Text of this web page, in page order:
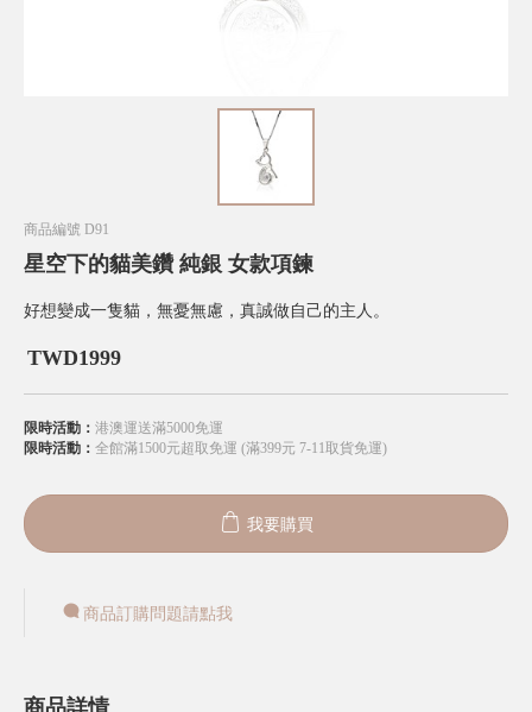
商品編號 D91
星空下的貓美鑽 純銀 女款項鍊
好想變成一隻貓，無憂無慮，真誠做自己的主人。
TWD1999
限時活動： 港澳運送滿5000免運
限時活動： 全館滿1500元超取免運 (滿399元 7-11取貨免運)
我要購買
商品訂購問題請點我
商品詳情